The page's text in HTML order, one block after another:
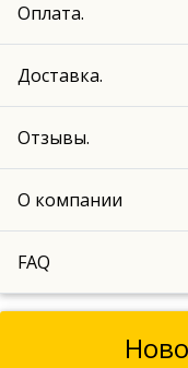
Оплата.
Доставка.
Отзывы.
О компании
FAQ